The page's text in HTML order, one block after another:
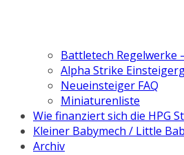
Battletech Regelwerke
Alpha Strike
Neueinsteiger FAQ
Miniaturenliste
Wie finanziert sich die HPG
Kleiner Babymech / Little
Archiv